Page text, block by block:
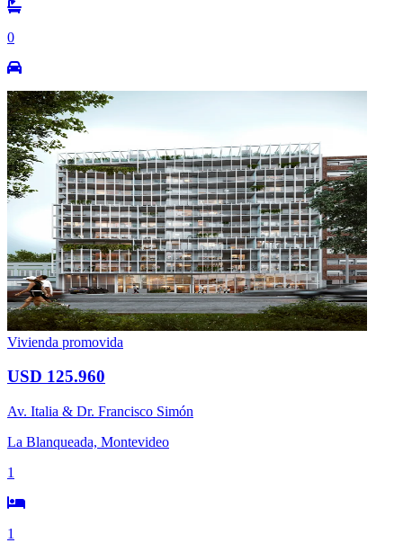
0
Vivienda promovida
USD 125.960
Av. Italia & Dr. Francisco Simón
La Blanqueada, Montevideo
1
1